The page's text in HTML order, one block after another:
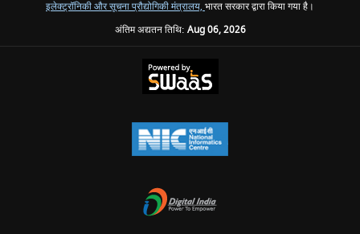
इलेक्ट्रॉनिकी और सूचना प्रौद्योगिकी मंत्रालय, भारत सरकार द्वारा किया गया है।
अंतिम अद्यतन तिथि: Aug 06, 2026